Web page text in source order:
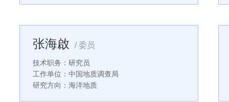
张海啟 / 委员
技术职务：研究员
工作单位：中国地质调查局
研究方向：海洋地质